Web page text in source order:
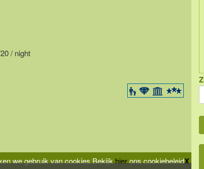
we gebruik van cookies.Bekijkhierons cookiebeleidX
/ night